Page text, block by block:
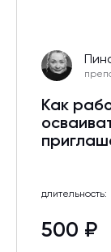
Как
длительность:
500 ₽